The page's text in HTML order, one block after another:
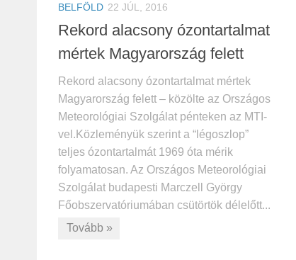
BELFÖLD 22 JÚL, 2016
Rekord alacsony ózontartalmat
mértek Magyarország felett
Rekord alacsony ózontartalmat mértek
Magyarország felett – közölte az Országos
Meteorológiai Szolgálat pénteken az MTI-
vel.Közleményük szerint a “légoszlop”
teljes ózontartalmát 1969 óta mérik
folyamatosan. Az Országos Meteorológiai
Szolgálat budapesti Marczell György
Főobszervatóriumában csütörtök délelőtt...
Tovább »